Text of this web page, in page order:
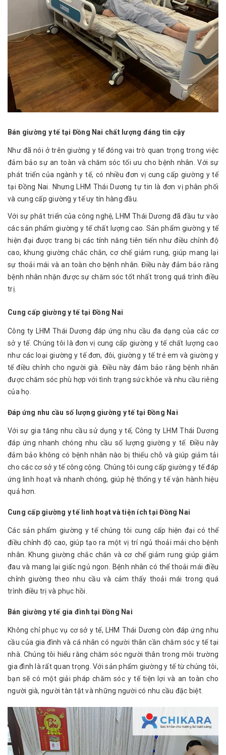
Bán giường y tế tại Đồng Nai chất lượng đáng tin cậy
Như đã nói ở trên giường y tế đóng vai trò quan trọng trong việc
đảm bảo sự an toàn và chăm sóc tối ưu cho bệnh nhân. Với sự
phát triển của ngành y tế, có nhiều đơn vị cung cấp giường y tế
tại Đồng Nai. Nhưng LHM Thái Dương tự tin là đơn vị phân phối
và cung cấp giường y tế uy tín hàng đầu.
Với sự phát triển của công nghệ, LHM Thái Dương đã đầu tư vào
các sản phẩm giường y tế chất lượng cao. Sản phẩm giường y tế
hiện đại được trang bị các tính năng tiên tiến như điều chỉnh độ
cao, khung giường chắc chắn, cơ chế giảm rung, giúp mang lại
sự thoải mái và an toàn cho bệnh nhân. Điều này đảm bảo rằng
bệnh nhân nhận được sự chăm sóc tốt nhất trong quá trình điều
trị.
Cung cấp giường y tế tại Đồng Nai
Công ty LHM Thái Dương đáp ứng nhu cầu đa dạng của các cơ
sở y tế. Chúng tôi là đơn vị cung cấp giường y tế chất lượng cao
như các loại giường y tế đơn, đôi, giường y tế trẻ em và giường y
tế điều chỉnh cho người già. Điều này đảm bảo rằng bệnh nhân
được chăm sóc phù hợp với tình trạng sức khỏe và nhu cầu riêng
của họ.
Đáp ứng nhu cầu số lượng giường y tế tại Đồng Nai
Với sự gia tăng nhu cầu sử dụng y tế, Công ty LHM Thái Dương
đáp ứng nhanh chóng nhu cầu số lượng giường y tế. Điều này
đảm bảo không có bệnh nhân nào bị thiếu chỗ và giúp giảm tải
cho các cơ sở y tế công cộng. Chúng tôi cung cấp giường y tế đáp
ứng linh hoạt và nhanh chóng, giúp hệ thống y tế vận hành hiệu
quả hơn.
Cung cấp giường y tế linh hoạt và tiện ích tại Đồng Nai
Các sản phẩm giường y tế chúng tôi cung cấp hiện đại có thể
điều chỉnh độ cao, giúp tạo ra một vị trí ngủ thoải mái cho bệnh
nhân. Khung giường chắc chắn và cơ chế giảm rung giúp giảm
đau và mang lại giấc ngủ ngon. Bệnh nhân có thể thoải mái điều
chỉnh giường theo nhu cầu và cảm thấy thoải mái trong quá
trình điều trị và phục hồi.
Bán giường y tế gia đình tại Đồng Nai
Không chỉ phục vụ cơ sở y tế, LHM Thái Dương còn đáp ứng nhu
cầu của gia đình và cá nhân có người thân cần chăm sóc y tế tại
nhà. Chúng tôi hiểu rằng chăm sóc người thân trong môi trường
gia đình là rất quan trọng. Với sản phẩm giường y tế từ chúng tôi,
bạn sẽ có một giải pháp chăm sóc y tế tiện lợi và an toàn cho
người già, người tàn tật và những người có nhu cầu đặc biệt.